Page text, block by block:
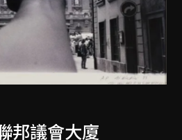
邦議會大廈